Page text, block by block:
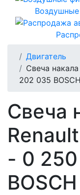
Воздушные
Двигатель
Свеча
202 035 BOSCH
Свеча
- 0
BOSCH